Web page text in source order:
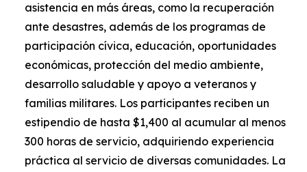
asistencia en más áreas, como la recuperación
ante desastres, además de los programas de
participación cívica, educación, oportunidades
económicas, protección del medio ambiente,
desarrollo saludable y apoyo a veteranos y
familias militares. Los participantes reciben un
estipendio de hasta $1,400 al acumular al menos
300 horas de servicio, adquiriendo experiencia
práctica al servicio de diversas comunidades. La